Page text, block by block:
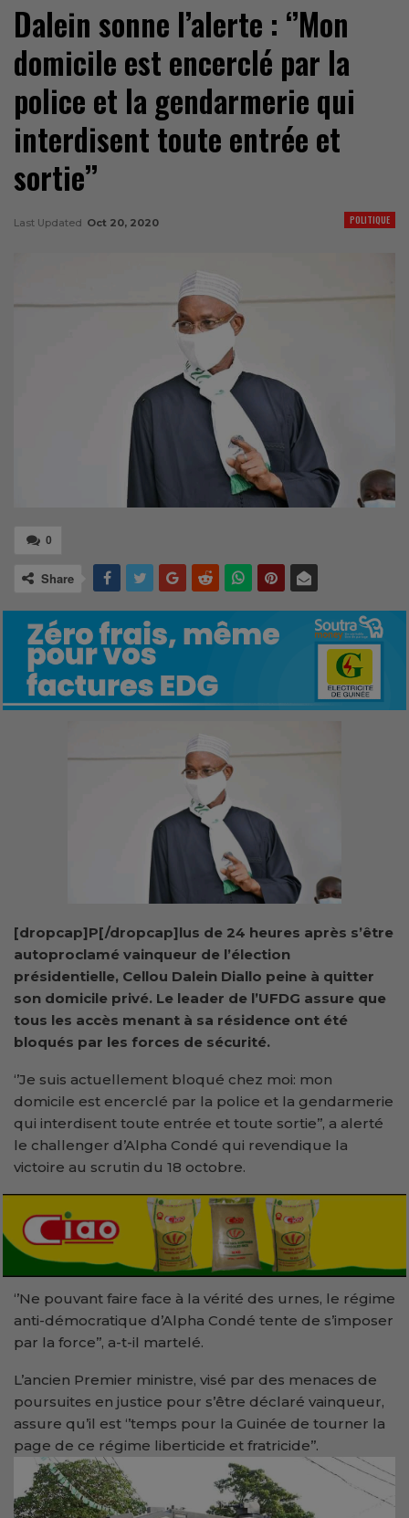
Dalein sonne l’alerte : ‘’Mon
domicile est encerclé par la
police et la gendarmerie qui
interdisent toute entrée et
sortie’’
POLITIQUE
Last Updated Oct 20, 2020
0
Share
[dropcap]P[/dropcap]lus de 24 heures après s’être
autoproclamé vainqueur de l’élection
présidentielle, Cellou Dalein Diallo peine à quitter
son domicile privé. Le leader de l’UFDG assure que
tous les accès menant à sa résidence ont été
bloqués par les forces de sécurité.
‘’Je suis actuellement bloqué chez moi: mon
domicile est encerclé par la police et la gendarmerie
qui interdisent toute entrée et toute sortie’’, a alerté
le challenger d’Alpha Condé qui revendique la
victoire au scrutin du 18 octobre.
‘’Ne pouvant faire face à la vérité des urnes, le régime
anti-démocratique d’Alpha Condé tente de s’imposer
par la force’’, a-t-il martelé.
L’ancien Premier ministre, visé par des menaces de
poursuites en justice pour s’être déclaré vainqueur,
assure qu’il est ‘’temps pour la Guinée de tourner la
page de ce régime liberticide et fratricide’’.